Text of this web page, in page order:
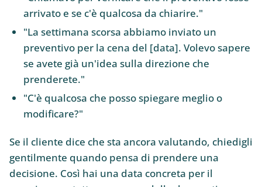
arrivato e se c'è qualcosa da chiarire."
"La settimana scorsa abbiamo inviato un
preventivo per la cena del [data]. Volevo sapere
se avete già un'idea sulla direzione che
prenderete."
"C'è qualcosa che posso spiegare meglio o
modificare?"
Se il cliente dice che sta ancora valutando, chiedigli
gentilmente quando pensa di prendere una
decisione. Così hai una data concreta per il